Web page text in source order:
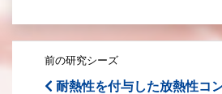
前の研究シーズ
耐熱性を付与した放熱性コ